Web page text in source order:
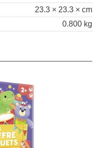
23.3 × 23.3 × cm
0.800 kg